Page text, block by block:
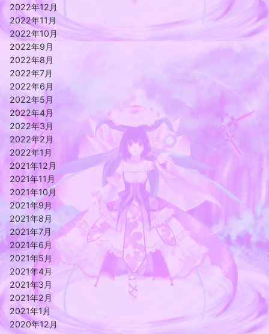
2022年12月
2022年11月
2022年10月
2022年9月
2022年8月
2022年7月
2022年6月
2022年5月
2022年4月
2022年3月
2022年2月
2022年1月
2021年12月
2021年11月
2021年10月
2021年9月
2021年8月
2021年7月
2021年6月
2021年5月
2021年4月
2021年3月
2021年2月
2021年1月
2020年12月